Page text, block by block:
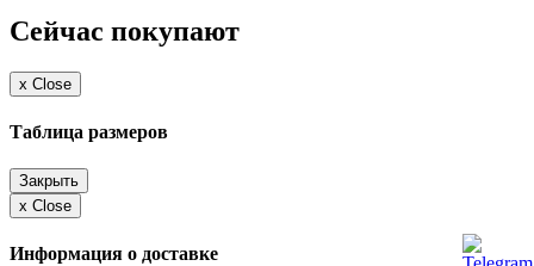
Сейчас покупают
x Close
Таблица размеров
Закрыть
x Close
Информация о доставке